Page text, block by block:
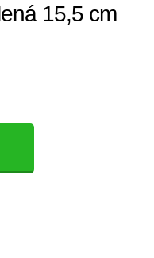
15,5 cm